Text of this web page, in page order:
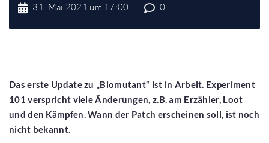
31. Mai 2021 um 17:00 0
Das erste Update zu „Biomutant“ ist in Arbeit. Experiment
101 verspricht viele Änderungen, z.B. am Erzähler, Loot
und den Kämpfen. Wann der Patch erscheinen soll, ist noch
nicht bekannt.